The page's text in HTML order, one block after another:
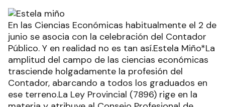
En las Ciencias Económicas habitualmente el 2 de
junio se asocia con la celebración del Contador
Público. Y en realidad no es tan así.Estela Miño*La
amplitud del campo de las ciencias económicas
trasciende holgadamente la profesión del
Contador, abarcando a todos los graduados en
ese terreno.La Ley Provincial (7896) rige en la